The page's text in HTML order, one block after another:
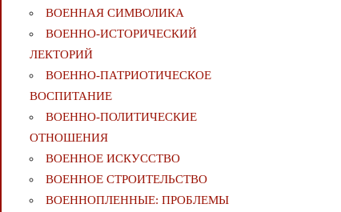
ВОЕННАЯ СИМВОЛИКА
ВОЕННО-ИСТОРИЧЕСКИЙ
ЛЕКТОРИЙ
ВОЕННО-ПАТРИОТИЧЕСКОЕ
ВОСПИТАНИЕ
ВОЕННО-ПОЛИТИЧЕСКИE
ОТНОШЕНИЯ
ВОЕННОЕ ИСКУССТВО
ВОЕННОЕ СТРОИТЕЛЬСТВО
ВОЕННОПЛЕННЫЕ: ПРОБЛЕМЫ